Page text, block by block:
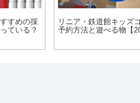
すめの採
ている？
リニア・鉄道館キッズ
予約方法と遊べる物【